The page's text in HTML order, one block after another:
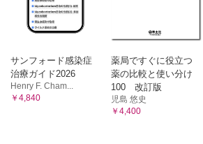
サンフォード感染症
治療ガイド2026
Henry F. Cham...
￥4,840
薬局ですぐに役立つ
薬の比較と使い分け
100 改訂版
児島 悠史
￥4,400